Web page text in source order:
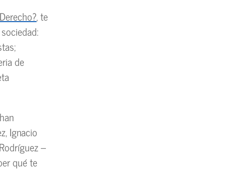
, te
de
Ignacio
–
qué te